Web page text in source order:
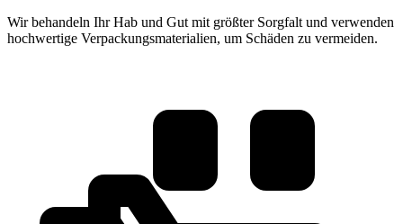
Wir behandeln Ihr Hab und Gut mit größter Sorgfalt und verwenden
hochwertige Verpackungsmaterialien, um Schäden zu vermeiden.